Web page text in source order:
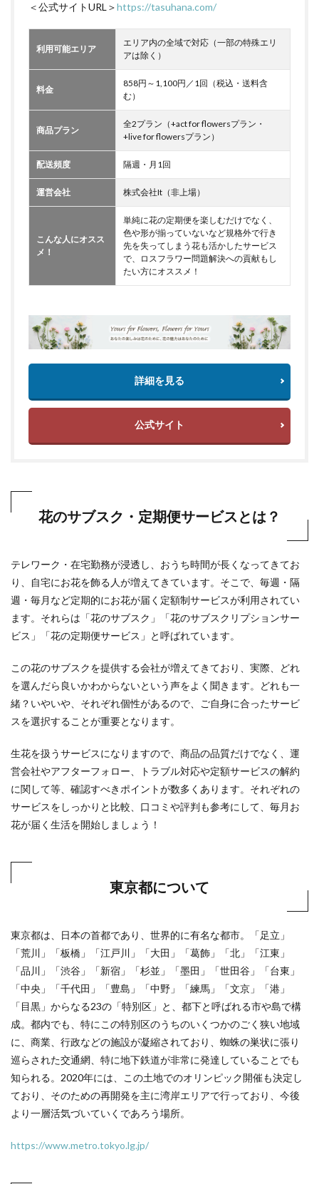
＜公式サイトURL＞https://tasuhana.com/
利用可能エリア
エリア内の全域で対応（一部の特殊エリ
アは除く）
料金
858円～1,100円／1回（税込・送料含
む）
商品プラン
全2プラン（+act for flowersプラン・
+live for flowersプラン）
配送頻度 隔週・月1回
運営会社 株式会社It（非上場）
こんな人にオスス
メ！
単純に花の定期便を楽しむだけでなく、
色や形が揃っていないなど規格外で行き
先を失ってしまう花も活かしたサービス
で、ロスフラワー問題解決への貢献もし
たい方にオススメ！
詳細を見る
公式サイト
花のサブスク・定期便サービスとは？
テレワーク・在宅勤務が浸透し、おうち時間が長くなってきてお
り、自宅にお花を飾る人が増えてきています。そこで、毎週・隔
週・毎月など定期的にお花が届く定額制サービスが利用されてい
ます。それらは「花のサブスク」「花のサブスクリプションサー
ビス」「花の定期便サービス」と呼ばれています。
この花のサブスクを提供する会社が増えてきており、実際、どれ
を選んだら良いかわからないという声をよく聞きます。どれも一
緒？いやいや、それぞれ個性があるので、ご自身に合ったサービ
スを選択することが重要となります。
生花を扱うサービスになりますので、商品の品質だけでなく、運
営会社やアフターフォロー、トラブル対応や定額サービスの解約
に関して等、確認すべきポイントが数多くあります。それぞれの
サービスをしっかりと比較、口コミや評判も参考にして、毎月お
花が届く生活を開始しましょう！
東京都について
東京都は、日本の首都であり、世界的に有名な都市。「足立」
「荒川」「板橋」「江戸川」「大田」「葛飾」「北」「江東」
「品川」「渋谷」「新宿」「杉並」「墨田」「世田谷」「台東」
「中央」「千代田」「豊島」「中野」「練馬」「文京」「港」
「目黒」からなる23の「特別区」と、都下と呼ばれる市や島で構
成。都内でも、特にこの特別区のうちのいくつかのごく狭い地域
に、商業、行政などの施設が凝縮されており、蜘蛛の巣状に張り
巡らされた交通網、特に地下鉄道が非常に発達していることでも
知られる。2020年には、この土地でのオリンピック開催も決定し
ており、そのための再開発を主に湾岸エリアで行っており、今後
より一層活気づいていくであろう場所。
https://www.metro.tokyo.lg.jp/